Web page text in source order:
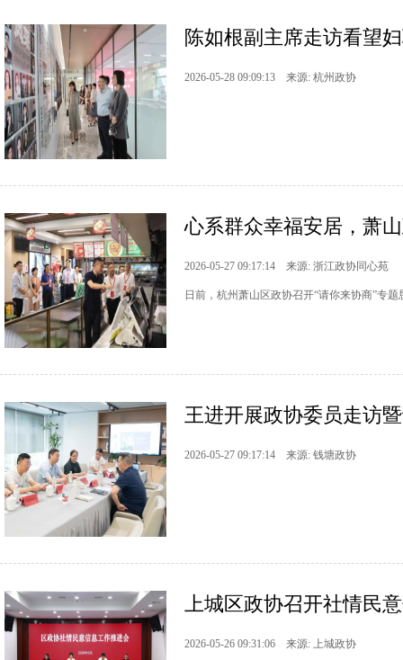
陈如根副主席走访看望
2026-05-28 09:09:13 来源: 杭州政协
心系群众幸福安居，萧
2026-05-27 09:17:14 来源: 浙江政协同心苑
日前，杭州萧山区政协召开“请你来协商”专
王进开展政协委员走访
2026-05-27 09:17:14 来源: 钱塘政协
上城区政协召开社情民
2026-05-26 09:31:06 来源: 上城政协